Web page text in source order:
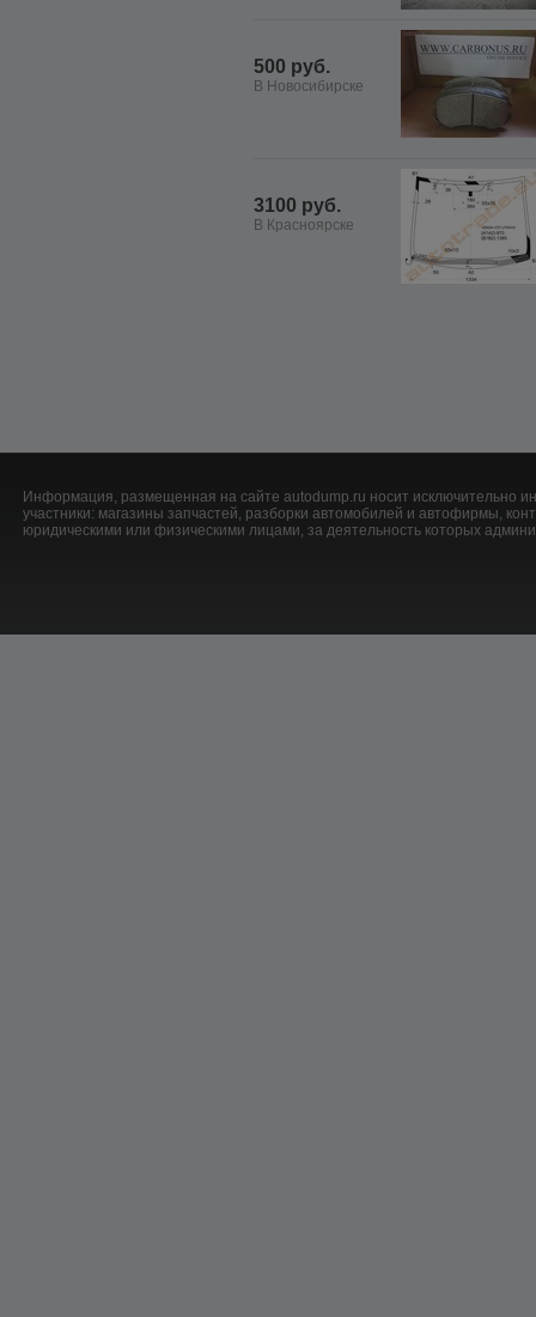
500 руб.
В Новосибирске
3100 руб.
В Красноярске
Информация, размещенная на сайте autodump.ru носит исключительно
участники: магазины запчастей, разборки автомобилей и автофирмы,
юридическими или физическими лицами, за деятельность которых